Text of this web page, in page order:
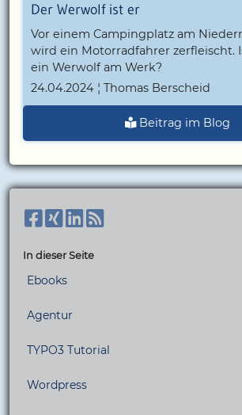
Der Werwolf ist er
Vor einem Campingplatz am
wird ein Motorradfahrer zerfleischt.
ein Werwolf am Werk?
24.04.2024 ¦ Thomas Berscheid
Beitrag im Blog
In dieser Seite
Ebooks
Agentur
TYPO3 Tutorial
Wordpress